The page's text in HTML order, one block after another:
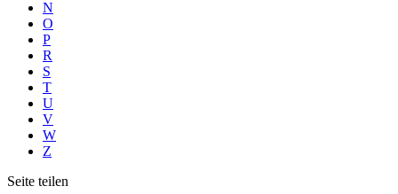
N
O
P
R
S
T
U
V
W
Z
Seite teilen